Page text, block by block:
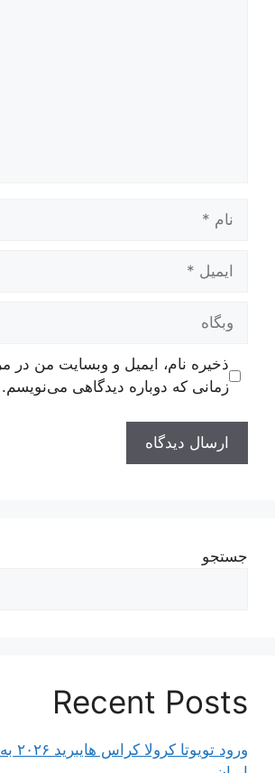
ایمیل
وبگاه
ذخیره نام، ایمیل و وبسایت من در
زمانی که دوباره دیدگاهی می‌نویسم.
جستجو
Recent Posts
ورود